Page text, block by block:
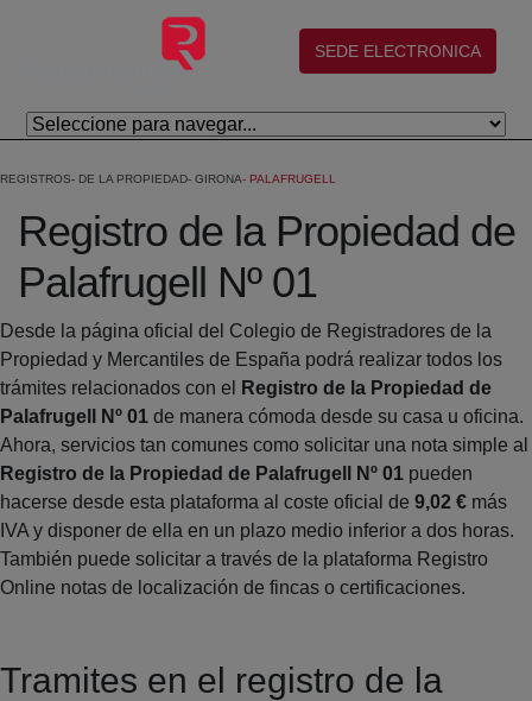
Saltar al contenido principal
(abre en nueva ventana)
SEDE ELECTRONICA
REGISTROS DE LA PROPIEDAD GIRONA PALAFRUGELL
Registro de la Propiedad de
Palafrugell Nº 01
Desde la página oficial del Colegio de Registradores de la
Propiedad y Mercantiles de España podrá realizar todos los
trámites relacionados con el
Registro de la Propiedad de
Palafrugell Nº 01 de manera cómoda desde su casa u oficina.
Ahora, servicios tan comunes como solicitar una nota simple al
Registro de la Propiedad de Palafrugell Nº 01 pueden
hacerse desde esta plataforma al coste oficial de 9,02 € más
IVA y disponer de ella en un plazo medio inferior a dos horas.
También puede solicitar a través de la plataforma Registro
Online notas de localización de fincas o certificaciones.
Tramites en el registro de la